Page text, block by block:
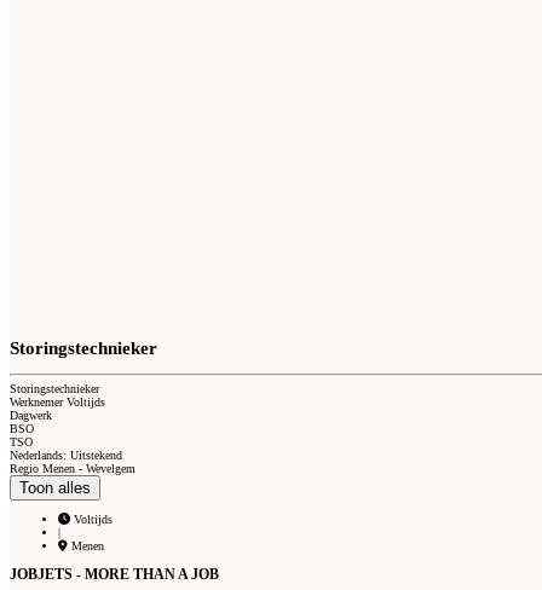
Storingstechnieker
Storingstechnieker
Werknemer Voltijds
Dagwerk
BSO
TSO
Nederlands: Uitstekend
Regio Menen - Wevelgem
Toon alles
Voltijds
|
Menen
JOBJETS - MORE THAN A JOB